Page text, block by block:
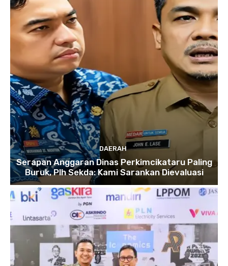
DAERAH
Serapan Anggaran Dinas Perkimcikataru Paling
Buruk, Plh Sekda: Kami Sarankan Dievaluasi